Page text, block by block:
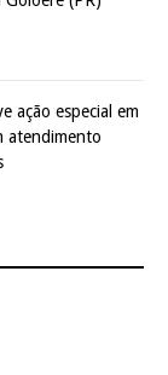
ação especial em
atendimento